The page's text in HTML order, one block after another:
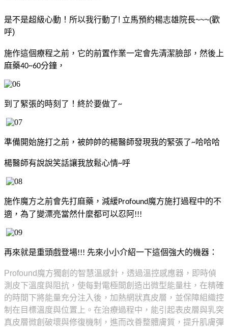
是不是超級心動！所以我行動了! 立馬預約楊志雄院長~~~(歡
呼)
施作這個療程之前，它的前置作業一定會先清潔臉部，然後上
麻藥40~60分鐘，
到了緊張的時刻了！終於要做了~
準備開始施打之前，被帥帥的楊醫師發現我的緊張了~哈哈哈
楊醫師有說說笑話讓我放鬆心情~呼
施作魔方之前會先打麻藥，減緩Profound魔方施打過程中的不
適，為了變漂亮當然什麼都可以忍阿!!!
再來就是重頭戲登場!!! 先來小小介紹一下這個強大的機器：
Profound魔方獨創的智慧溫感針，透過溫控感應器，即時偵
測皮下溫度與阻抗，使每對電極間創造出微型能量柱，在精確
的時間下將能量充分注入後，加熱網狀真皮層，並保障組織控
制在目標溫度與位置上。在治療過程中，能引起表皮層與乳突
真皮層微創破壞與修復機制，進而改善整體膚質，提升肌膚彈